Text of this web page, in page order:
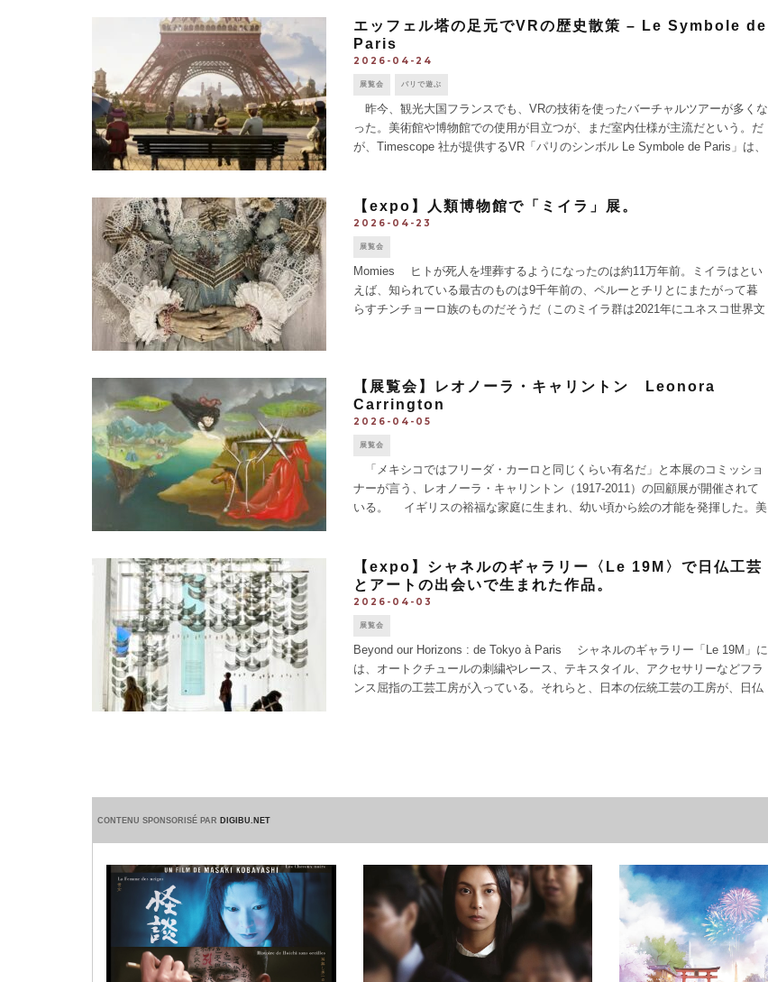
エッフェル塔の足元でVRの歴史散策 – Le Symbole de
Paris
2026-04-24
展覧会 パリで遊ぶ
昨今、観光大国フランスでも、VRの技術を使ったバーチャルツアーが多くな
った。美術館や博物館での使用が目立つが、まだ室内仕様が主流だという。だ
が、Timescope 社が提供するVR「パリのシンボル Le Symbole de Paris」は、
【expo】人類博物館で「ミイラ」展。
2026-04-23
展覧会
Momies ヒトが死人を埋葬するようになったのは約11万年前。ミイラはとい
えば、知られている最古のものは9千年前の、ペルーとチリとにまたがって暮
らすチンチョーロ族のものだそうだ（このミイラ群は2021年にユネスコ世界文
【展覧会】レオノーラ・キャリントン Leonora
Carrington
2026-04-05
展覧会
「メキシコではフリーダ・カーロと同じくらい有名だ」と本展のコミッショ
ナーが言う、レオノーラ・キャリントン（1917-2011）の回顧展が開催されて
いる。 イギリスの裕福な家庭に生まれ、幼い頃から絵の才能を発揮した。美
【expo】シャネルのギャラリー〈Le 19M〉で日仏工芸
とアートの出会いで生まれた作品。
2026-04-03
展覧会
Beyond our Horizons : de Tokyo à Paris シャネルのギャラリー「Le 19M」に
は、オートクチュールの刺繍やレース、テキスタイル、アクセサリーなどフラ
ンス屈指の工芸工房が入っている。それらと、日本の伝統工芸の工房が、日仏
CONTENU SPONSORISÉ PAR DIGIBU.NET